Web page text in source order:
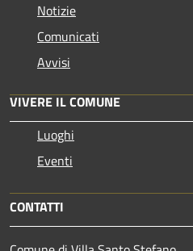
Notizie
Comunicati
Avvisi
VIVERE IL COMUNE
Luoghi
Eventi
CONTATTI